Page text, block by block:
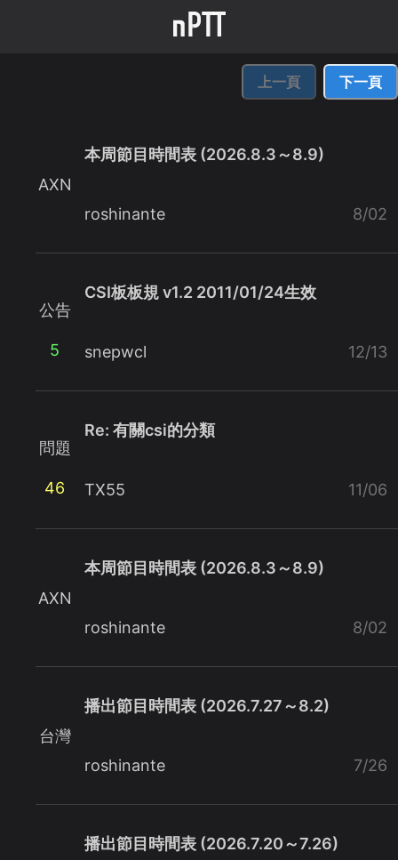
上一頁 下一頁
AXN
本周節目時間表 (2026.8.3～8.9)
roshinante 8/02
公告
5
CSI板板規 v1.2 2011/01/24生效
snepwcl 12/13
問題
46
Re: 有關csi的分類
TX55 11/06
AXN
本周節目時間表 (2026.8.3～8.9)
roshinante 8/02
台灣
播出節目時間表 (2026.7.27～8.2)
roshinante 7/26
播出節目時間表 (2026.7.20～7.26)